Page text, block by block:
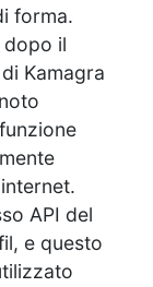
forma.
il
Kamagra
API del
e questo